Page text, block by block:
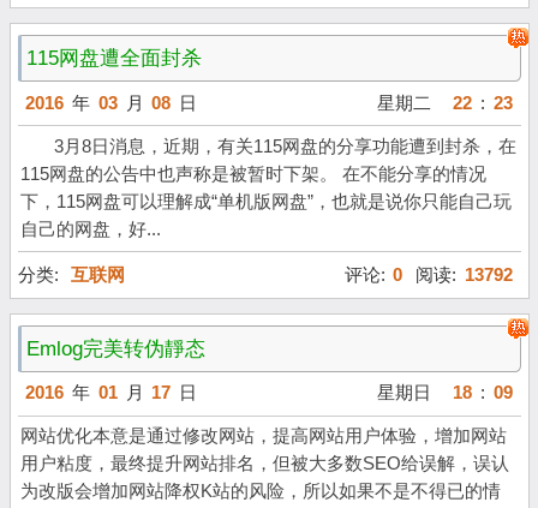
115网盘遭全面封杀
2016 年 03 月 08 日 星期二 22 : 23
3月8日消息，近期，有关115网盘的分享功能遭到封杀，在
115网盘的公告中也声称是被暂时下架。 在不能分享的情况
下，115网盘可以理解成“单机版网盘”，也就是说你只能自己玩
自己的网盘，好...
分类: 互联网 评论: 0 阅读: 13792
Emlog完美转伪靜态
2016 年 01 月 17 日 星期日 18 : 09
网站优化本意是通过修改网站，提高网站用户体验，增加网站
用户粘度，最终提升网站排名，但被大多数SEO给误解，误认
为改版会增加网站降权K站的风险，所以如果不是不得已的情